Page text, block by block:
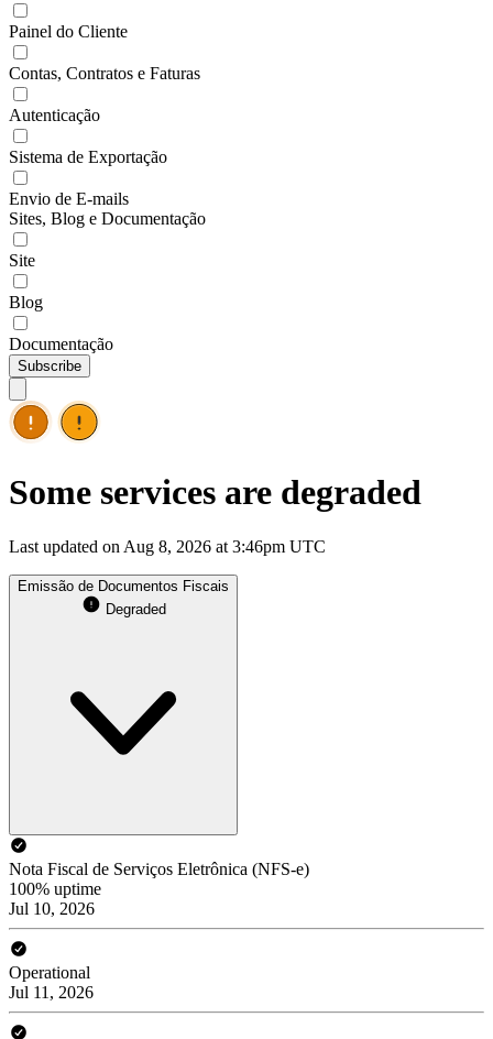
Painel do Cliente
Contas, Contratos e Faturas
Autenticação
Sistema de Exportação
Envio de E-mails
Sites, Blog e Documentação
Site
Blog
Documentação
Subscribe
Some services are degraded
Last updated on Aug 8, 2026 at 3:46pm UTC
Emissão de Documentos Fiscais
Degraded
Nota Fiscal de Serviços Eletrônica (NFS-e)
100% uptime
Jul 10, 2026
Operational
Jul 11, 2026